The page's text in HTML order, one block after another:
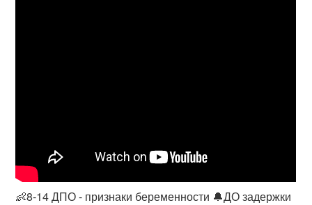
👶8-14 ДПО - признаки беременности 🔔ДО задержки